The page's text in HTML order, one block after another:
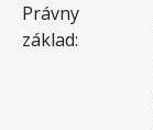
Právny
základ: